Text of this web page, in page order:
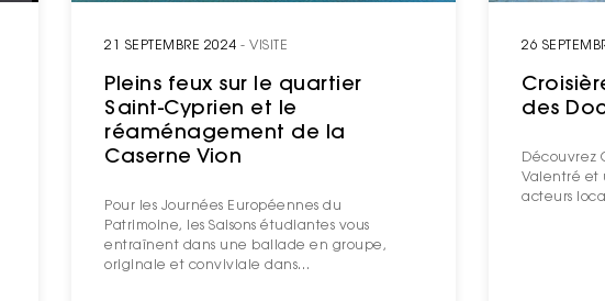
21 SEPTEMBRE 2024- VISITE
Pleins feux sur le quartier
Saint-Cyprien et le
réaménagement de la
Caserne Vion
Pour les Journées Européennes du
Patrimoine, les Saisons étudiantes vous
entraînent dans une ballade en groupe,
originale et conviviale dans…
26
des
Découvrez
Valentré et
acteurs